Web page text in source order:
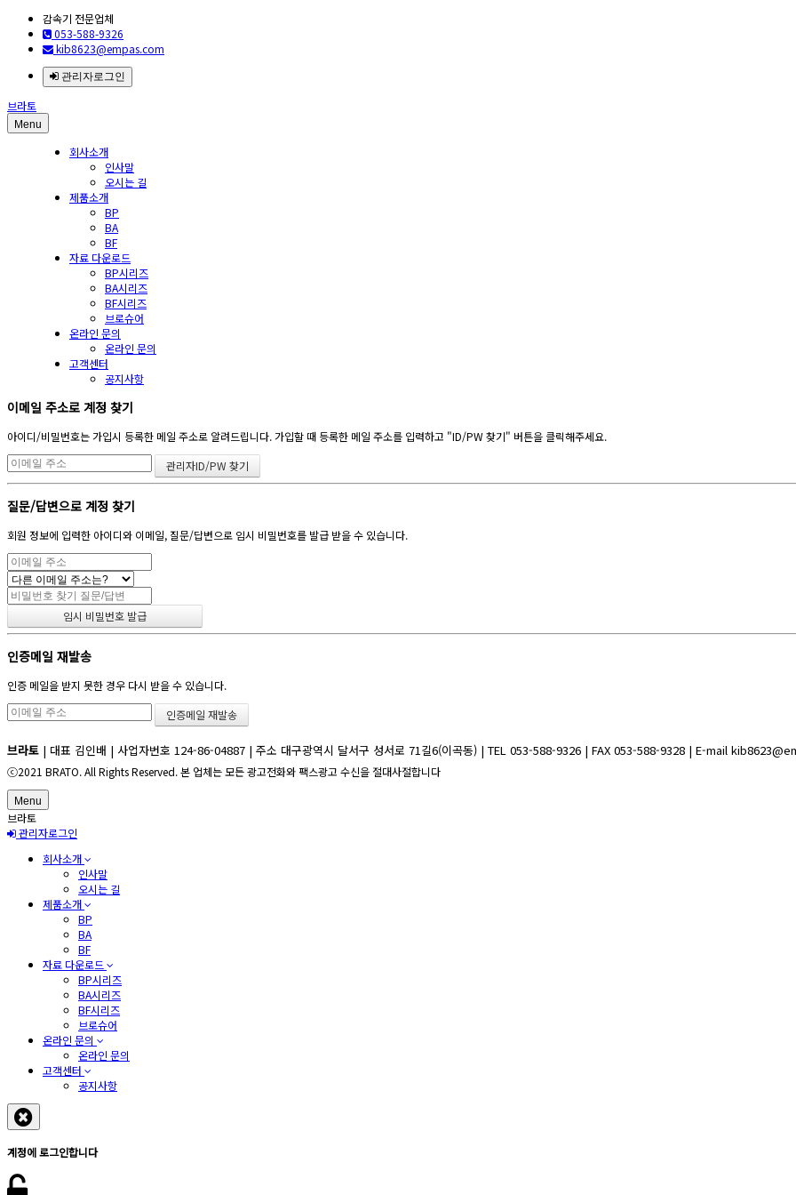
감속기 전문업체
053-588-9326
kib8623@empas.com
관리자로그인
브라토
Menu
회사소개
인사말
오시는 길
제품소개
BP
BA
BF
자료 다운로드
BP시리즈
BA시리즈
BF시리즈
브로슈어
온라인 문의
온라인 문의
고객센터
공지사항
이메일 주소로 계정 찾기
아이디/비밀번호는 가입시 등록한 메일 주소로 알려드립니다. 가입할 때 등록한 메일 주소를 입력하고 "ID/PW 찾기" 버튼을 클릭해주세요.
질문/답변으로 계정 찾기
회원 정보에 입력한 아이디와 이메일, 질문/답변으로 임시 비밀번호를 발급 받을 수 있습니다.
인증메일 재발송
인증 메일을 받지 못한 경우 다시 받을 수 있습니다.
브라토 | 대표 김인배 | 사업자번호 124-86-04887 | 주소 대구광역시 달서구 성서로 71길6(이곡동) | TEL 053-588-9326 | FAX 053-588-9328 | E-mail
ⓒ2021 BRATO. All Rights Reserved. 본 업체는 모든 광고전화와 팩스광고 수신을 절대사절합니다
Menu
브라토
관리자로그인
회사소개
인사말
오시는 길
제품소개
BP
BA
BF
자료 다운로드
BP시리즈
BA시리즈
BF시리즈
브로슈어
온라인 문의
온라인 문의
고객센터
공지사항
계정에 로그인합니다